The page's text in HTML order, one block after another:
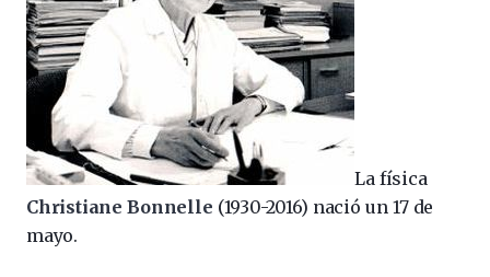
La física
Christiane Bonnelle (1930-2016) nació un 17 de
mayo.